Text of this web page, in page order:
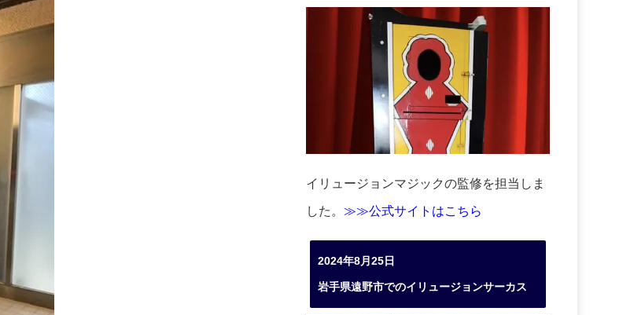
イリュージョンマジックの監修を担当しま
した。 ≫≫公式サイトはこちら
2024年8月25日
岩手県遠野市でのイリュージョンサーカス